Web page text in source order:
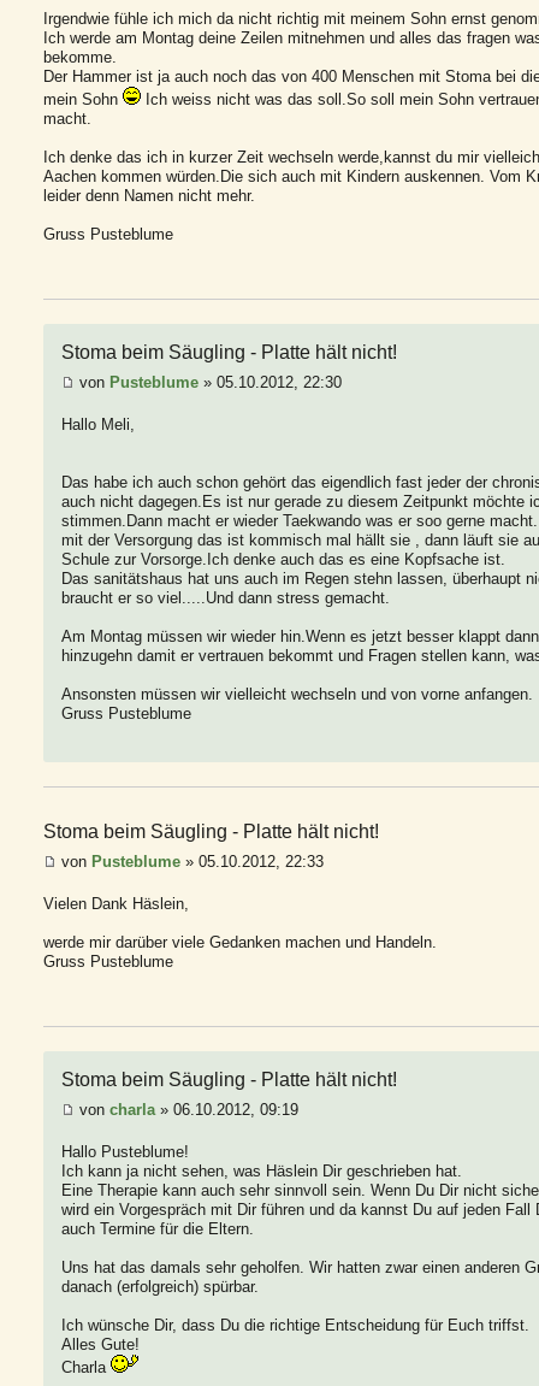
Irgendwie fühle ich mich da nicht richtig mit meinem Sohn ernst
Ich werde am Montag deine Zeilen mitnehmen und alles das fragen
bekomme.
Der Hammer ist ja auch noch das von 400 Menschen mit Stoma bei
mein Sohn
Ich weiss nicht was das soll.So soll mein Sohn
macht.
Ich denke das ich in kurzer Zeit wechseln werde,kannst du mir
Aachen kommen würden.Die sich auch mit Kindern auskennen. Vom
leider denn Namen nicht mehr.
Gruss Pusteblume
Stoma beim Säugling - Platte hält nicht!
von Pusteblume » 05.10.2012, 22:30
Hallo Meli,
Das habe ich auch schon gehört das eigendlich fast jeder der
auch nicht dagegen.Es ist nur gerade zu diesem Zeitpunkt möchte
stimmen.Dann macht er wieder Taekwando was er soo gerne
mit der Versorgung das ist kommisch mal hällt sie , dann läuft sie
Schule zur Vorsorge.Ich denke auch das es eine Kopfsache ist.
Das sanitätshaus hat uns auch im Regen stehn lassen, überhaupt
braucht er so viel.....Und dann stress gemacht.
Am Montag müssen wir wieder hin.Wenn es jetzt besser klappt
hinzugehn damit er vertrauen bekommt und Fragen stellen kann,
Ansonsten müssen wir vielleicht wechseln und von vorne anfangen.
Gruss Pusteblume
Stoma beim Säugling - Platte hält nicht!
von Pusteblume » 05.10.2012, 22:33
Vielen Dank Häslein,
werde mir darüber viele Gedanken machen und Handeln.
Gruss Pusteblume
Stoma beim Säugling - Platte hält nicht!
von charla » 06.10.2012, 09:19
Hallo Pusteblume!
Ich kann ja nicht sehen, was Häslein Dir geschrieben hat.
Eine Therapie kann auch sehr sinnvoll sein. Wenn Du Dir nicht
wird ein Vorgespräch mit Dir führen und da kannst Du auf jeden
auch Termine für die Eltern.
Uns hat das damals sehr geholfen. Wir hatten zwar einen anderen
danach (erfolgreich) spürbar.
Ich wünsche Dir, dass Du die richtige Entscheidung für Euch triffst.
Alles Gute!
Charla